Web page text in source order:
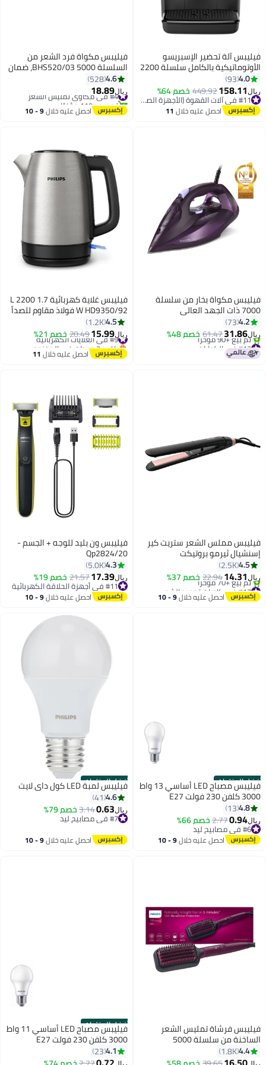
فيليبس آلة تحضير الإسبريسو
الأوتوماتيكية بالكامل سلسلة 2200
من فيليبس - 2 نوع من القهوة،
جهاز إزباد الحليب الكلاسيكي، شاشة
لمس، مطحنة من السيراميك، أسود
غير لامع - EP2220/10 1.8 L 1500
W EP2220/10 أسود
4.0
93
ريال158.11
449.92خصم 64%
#11 في آلات القهوة (الأجهزة الصغيرة)
احصل عليه خلال 11
فيليبس مكواة فرد الشعر من
السلسلة 5000 BHS520/03، ضمان
لمدة عامين
4.6
528
ريال18.89#4 في مكاوي تمليس الشعر
تم بيع +110 مؤخرًا
#4 في مكاوي تمليس الشعر احصل عليه خلال 9 - 10
فيليبس مكواة بخار من سلسلة
7000 ذات الجهد العالي
4.2
73
ريال31.86
61.47خصم 48%
#13 في الكوايات
باقي 3 وحدات في المخزون
تم بيع +90 مؤخرًا
فيليبس غلاية كهربائية 1.7 L 2200
W HD9350/92 فولاذ مقاوم للصدأ
4.5
1.2K
ريال15.99
20.49خصم 21% #9 في الغلايات الكهربائية
باقي 3 وحدات في المخزون
#9 في الغلايات الكهربائية احصل عليه خلال 11
فيليبس مملس الشعر ستريت كير
إسنشيال ثيرمو بروتيكت
BHS378/03
4.5
2.5K
ريال 14.31
22.94خصم 37%
#17 في كاويات تجعيد الشعر
أقل سعر في 7 يوم
تم بيع +70 مؤخرًا
احصل عليه خلال 9 - 10
فيليبس ون بليد للوجه + الجسم -
Qp2824/20
4.3
5.0K
ريال17.39
21.57خصم 19%
#11 في أجهزة الحلاقة الكهربائية
#11 في أجهزة الحلاقة الكهربائية احصل عليه خلال 9 - 10
أفضل المنتجات فيليبس مصباح LED أساسي 13 واط
3000 كلفن 230 فولت E27
4.8
13
ريال0.94
2.77خصم 66%
#6 في مصابيح ليد
#6 في مصابيح ليد احصل عليه خلال 9 - 10
أفضل المنتجات
فيليبس لمبة LED كول داي لايت
4.6
41
ريال0.63
3.14خصم 79%
#7 في مصابيح ليد
احصل عليه خلال 9 - 10
فيليبس فرشاة تمليس الشعر
الساخنة من سلسلة 5000
BHH730/03، ضمان لمدة عامين
4.4
1.8K
أفضل المنتجات فيليبس مصباح LED أساسي 11 واط
3000 كلفن 230 فولت E27
4.1
23